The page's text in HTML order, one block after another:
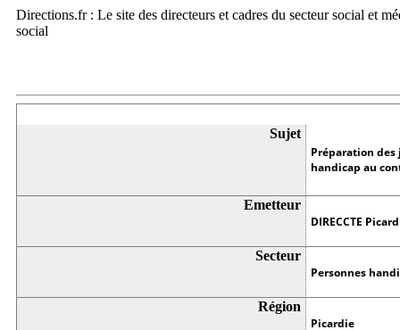
Directions.fr : Le site des directeurs et cadres du secteur social et
social
Sujet
Préparation
handicap au
Emetteur
DIRECCTE
Secteur
Personnes
Région
Picardie